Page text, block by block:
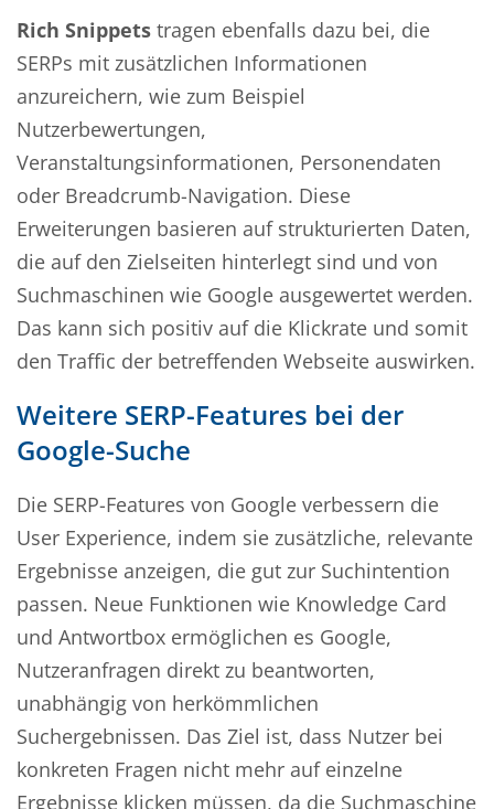
Rich Snippets tragen ebenfalls dazu bei, die
SERPs mit zusätzlichen Informationen
anzureichern, wie zum Beispiel
Nutzerbewertungen,
Veranstaltungsinformationen, Personendaten
oder Breadcrumb-Navigation. Diese
Erweiterungen basieren auf strukturierten Daten,
die auf den Zielseiten hinterlegt sind und von
Suchmaschinen wie Google ausgewertet werden.
Das kann sich positiv auf die Klickrate und somit
den Traffic der betreffenden Webseite auswirken.
Weitere SERP-Features bei der
Google-Suche
Die SERP-Features von Google verbessern die
User Experience, indem sie zusätzliche, relevante
Ergebnisse anzeigen, die gut zur Suchintention
passen. Neue Funktionen wie Knowledge Card
und Antwortbox ermöglichen es Google,
Nutzeranfragen direkt zu beantworten,
unabhängig von herkömmlichen
Suchergebnissen. Das Ziel ist, dass Nutzer bei
konkreten Fragen nicht mehr auf einzelne
Ergebnisse klicken müssen, da die Suchmaschine